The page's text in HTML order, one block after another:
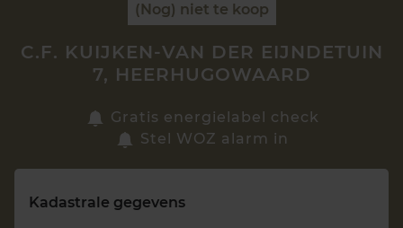
Vragen? Neem contact met ons op
088 220 4200
(Nog) niet te koop
C.F. KUIJKEN-VAN DER EIJNDETUIN
7, HEERHUGOWAARD
Gratis energielabel check
Stel WOZ alarm in
Kadastrale gegevens